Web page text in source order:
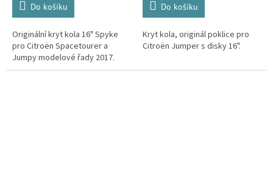
Do košíku
Originální kryt kola 16" Spyke
pro Citroën Spacetourer a
Jumpy modelové řady 2017.
Do košíku
Kryt kola, originál poklice pro
Citroën Jumper s disky 16".